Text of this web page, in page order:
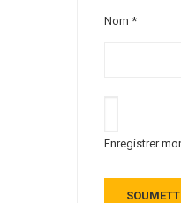
Nom *
Enregistrer